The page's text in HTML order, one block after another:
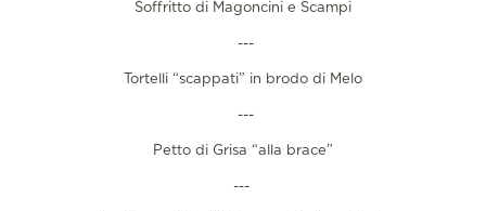
Soffritto di Magoncini e Scampi
---
Tortelli “scappati” in brodo di Melo
---
Petto di Grisa “alla brace”
---